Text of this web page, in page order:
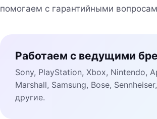
помогаем с гарантийными
Работаем с ведущими
Sony, PlayStation, Xbox, Nintendo,
Marshall, Samsung, Bose,
другие.